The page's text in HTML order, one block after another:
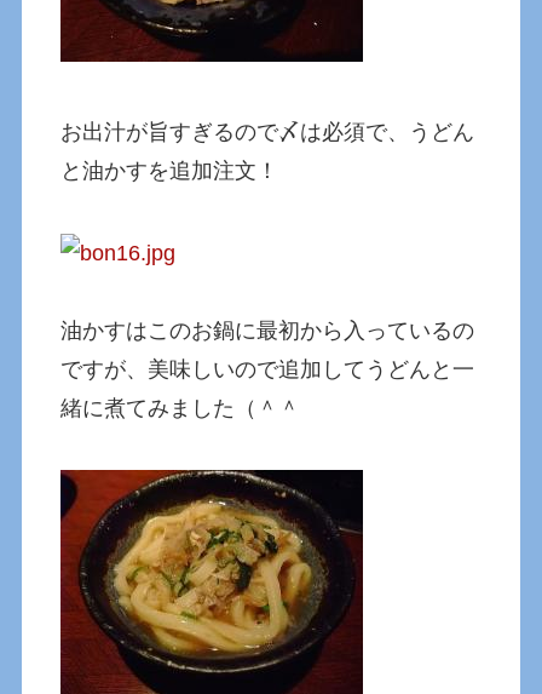
お出汁が旨すぎるので〆は必須で、うどん
と油かすを追加注文！
油かすはこのお鍋に最初から入っているの
ですが、美味しいので追加してうどんと一
緒に煮てみました（＾＾